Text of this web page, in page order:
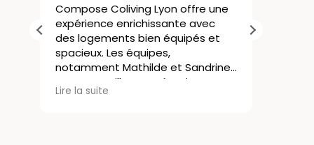
Compose Coliving Lyon offre une
expérience enrichissante avec
des logements bien équipés et
spacieux. Les équipes,
notamment Mathilde et Sandrine,
sont accueillantes, réactives et
attentives aux besoins des
Lire la suite
Le coliving